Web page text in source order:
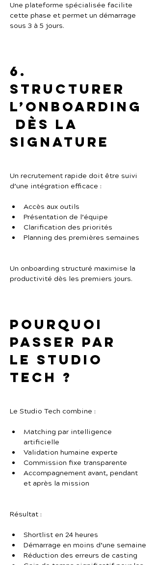
Une plateforme spécialisée facilite
cette phase et permet un démarrage
sous 3 à 5 jours.
6.
Structurer
l’onboarding
dès la
signature
Un recrutement rapide doit être suivi
d’une intégration efficace :
Accès aux outils
Présentation de l’équipe
Clarification des priorités
Planning des premières semaines
Un onboarding structuré maximise la
productivité dès les premiers jours.
Pourquoi
passer par
Le Studio
Tech ?
Le Studio Tech combine :
Matching par intelligence
artificielle
Validation humaine experte
Commission fixe transparente
Accompagnement avant, pendant
et après la mission
Résultat :
Shortlist en 24 heures
Démarrage en moins d’une semaine
Réduction des erreurs de casting